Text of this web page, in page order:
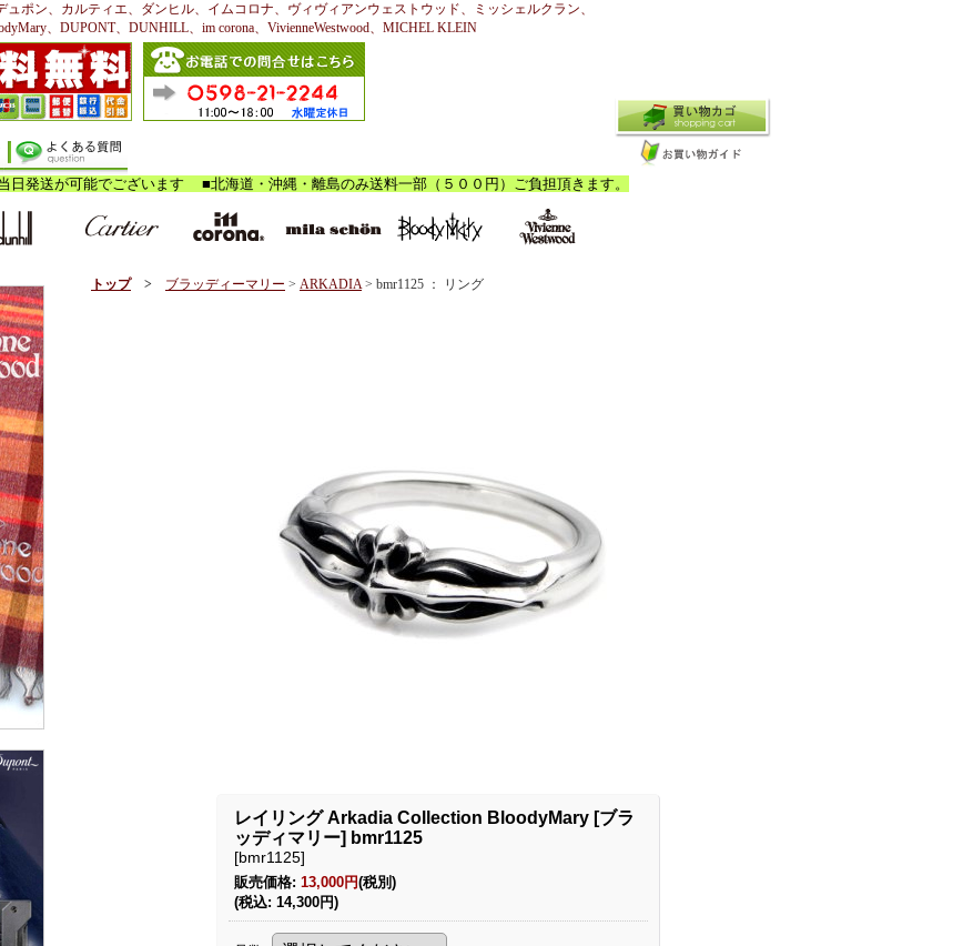
ュポン、カルティエ、ダンヒル、イムコロナ、ヴィヴィアンウェストウッド、ミッシェルクラン、
、DUPONT、DUNHILL、im corona、VivienneWestwood、MICHEL KLEIN
トップ> ブラッディーマリー > ARKADIA> bmr1125 ： リング